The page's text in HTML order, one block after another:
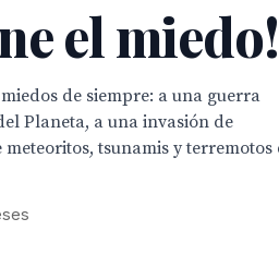
el
de siempre: a una guerra
Planeta, a una invasión de
tsunamis y terremotos